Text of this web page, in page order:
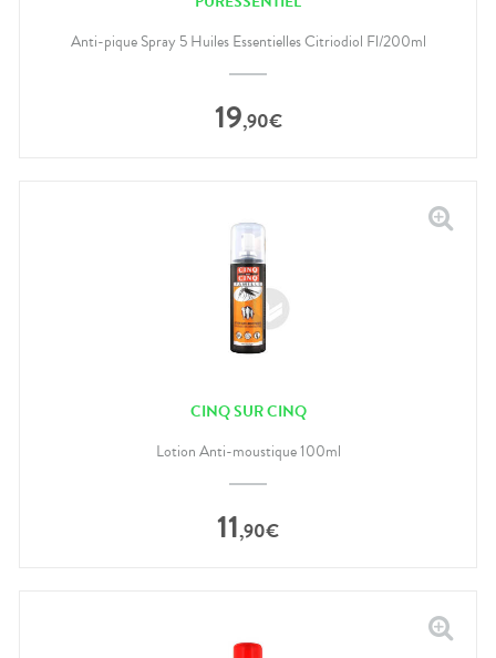
Anti-pique Spray 5 Huiles Essentielles Citriodiol Fl/200ml
19,90€
CINQ SUR CINQ
Lotion Anti-moustique 100ml
11,90€